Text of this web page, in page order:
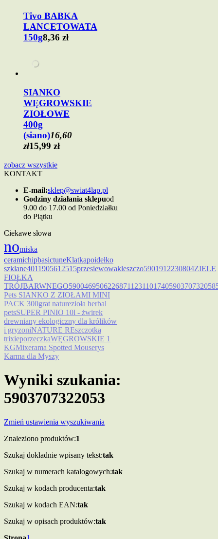
Tivo BABKA
LANCETOWATA
150g8,36 zł
SIANKO
WĘGROWSKIE
ZIOŁOWE
400g
(siano)16,60
zł15,99 zł
zobacz wszystkie
KONTAKT
E-mail:sklep@swiat4lap.pl
Godziny działania sklepuod
9.00 do 17.00 od Poniedziałku
do Piątku
Ciekawe słowa
nomiska
ceramichipbasictuneKlatkapoidełko
szklane4011905612515przesiewowakleszczo5901912230804ZIELE
FIOŁKA
TRÓJBARWNEGO59004695062268711231101740
Pets SIANKO Z ZIOŁAMI MINI
PACK 300grat naturezioła herbal
petsSUPER PINIO 10l - żwirek
drewniany ekologiczny dla królików
i gryzoniNATURE REszczotka
trixieporzeczkaWĘGROWSKIE 1
KGMixerama Spotted Mouserys
Karma dla Myszy
Wyniki szukania:
5903707322053
Zmień ustawienia wyszukiwania
Znaleziono produktów:1
Szukaj dokładnie wpisany tekst:tak
Szukaj w numerach katalogowych:tak
Szukaj w kodach producenta:tak
Szukaj w kodach EAN:tak
Szukaj w opisach produktów:tak